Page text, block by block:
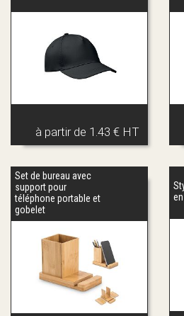
à partir de 1.43 € HT
Set de bureau avec
support pour
téléphone portable et
gobelet